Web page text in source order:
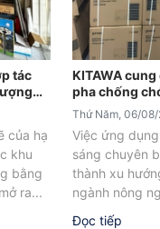
tác
của hạ
khu
bằng
ra...
KITAWA
pha chống
mặt trời cho
Thứ Năm, 06/
Việc ứng
sáng chuyên
thành xu
ngành nông
nghệ cao tại
Đọc tiếp